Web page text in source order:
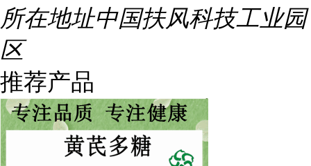
所在地址中国扶风科技工业园
区
推荐产品